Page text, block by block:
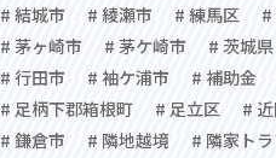
# 結城市
# 綾瀬市 # 練馬区 #
# 茅ヶ崎市
# 茅ケ崎市 # 茨城県
# 行田市
# 袖ケ浦市 # 補助金
# 足柄下郡箱根町
# 足立区 #
# 鎌倉市
# 隣地越境 # 隣家ト